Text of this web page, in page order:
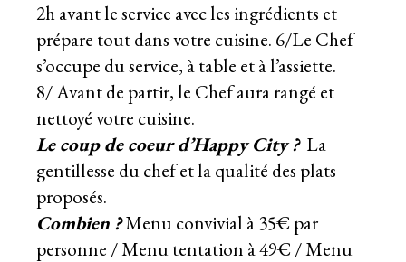
2h avant le service avec les ingrédients et
prépare tout dans votre cuisine. 6/Le Chef
s’occupe du service, à table et à l’assiette.
8/ Avant de partir, le Chef aura rangé et
nettoyé votre cuisine.
Le coup de coeur d’Happy City ?La
gentillesse du chef et la qualité des plats
proposés.
Combien ?Menu convivial à 35€ par
personne / Menu tentation à 49€ / Menu